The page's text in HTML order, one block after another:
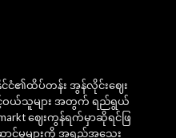
င်ငံ၏ထိပ်တန်း အွန်လိုင်းဈေး
င့်ဝယ်သူများ အတွက် ရည်ရွယ်
ဈေးကွန်ရက်မှာဆိုရင်ဖြ
င်မှုများကို အရည်အသွေး